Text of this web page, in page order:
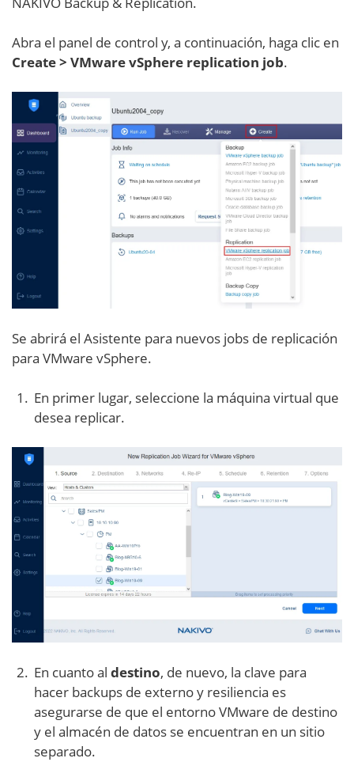
Abra el panel de control y, a continuación, haga clic en
Create > VMware vSphere replication job.
Se abrirá el Asistente para nuevos jobs de replicación
para VMware vSphere.
En primer lugar, seleccione la máquina virtual que
desea replicar.
En cuanto al destino, de nuevo, la clave para
hacer backups de externo y resiliencia es
asegurarse de que el entorno VMware de destino
y el almacén de datos se encuentran en un sitio
separado.